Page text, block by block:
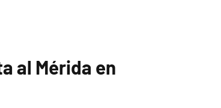
al Mérida en